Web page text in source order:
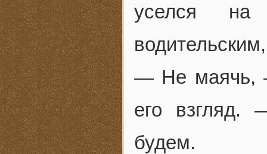
уселся
— Не маячь,
его взгляд.
будем.